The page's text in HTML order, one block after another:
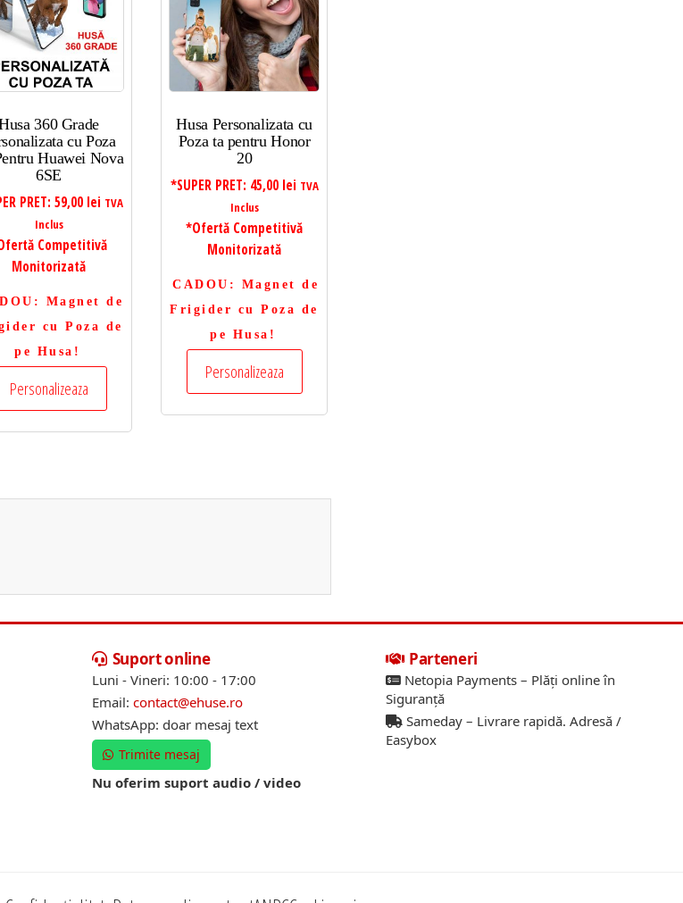
360 Grade
cu Poza
Huawei Nova
6SE
PRET: 59,00 lei TVA
Inclus
Competitivă
Monitorizată
: Magnet de
cu Poza de
pe Husa!
Personalizeaza
Husa Personalizata cu
Poza ta pentru Honor
20
*SUPER PRET: 45,00 lei TVA
Inclus
*Ofertă Competitivă
Monitorizată
CADOU : Magnet de
Frigider cu Poza de
pe Husa!
Personalizeaza
Suport online
Luni - Vineri: 10:00 - 17:00
Email: contact@ehuse.ro
WhatsApp: doar mesaj text
Trimite mesaj
Nu oferim suport audio / video
Parteneri
Netopia Payments – Plăți online în
Siguranță
Sameday – Livrare rapidă. Adresă /
Easybox